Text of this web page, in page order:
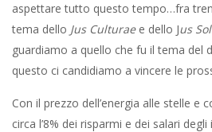
aspettare tutto questo tempo…fra
tema dello Jus Culturaee dello Jus
guardiamo a quello che fu il tema del
questo ci candidiamo a vincere le
Con il prezzo dell’energia alle stelle e
circa l’8% dei risparmi e dei salari